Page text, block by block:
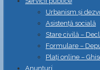
Urbanism și
Asistență socială
Stare civilă –
Formulare –
Plați online –
Anunțuri